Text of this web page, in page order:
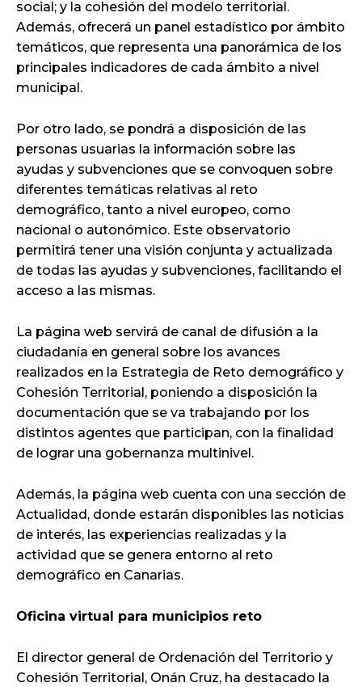
social; y la cohesión del modelo territorial.
Además, ofrecerá un panel estadístico por ámbito
temáticos, que representa una panorámica de los
principales indicadores de cada ámbito a nivel
municipal.
Por otro lado, se pondrá a disposición de las
personas usuarias la información sobre las
ayudas y subvenciones que se convoquen sobre
diferentes temáticas relativas al reto
demográfico, tanto a nivel europeo, como
nacional o autonómico. Este observatorio
permitirá tener una visión conjunta y actualizada
de todas las ayudas y subvenciones, facilitando el
acceso a las mismas.
La página web servirá de canal de difusión a la
ciudadanía en general sobre los avances
realizados en la Estrategia de Reto demográfico y
Cohesión Territorial, poniendo a disposición la
documentación que se va trabajando por los
distintos agentes que participan, con la finalidad
de lograr una gobernanza multinivel.
Además, la página web cuenta con una sección de
Actualidad, donde estarán disponibles las noticias
de interés, las experiencias realizadas y la
actividad que se genera entorno al reto
demográfico en Canarias.
Oficina virtual para municipios reto
El director general de Ordenación del Territorio y
Cohesión Territorial, Onán Cruz, ha destacado la